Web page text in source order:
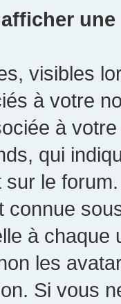
visibles
à votre
à
qui
le
connue
à chaque
les
Si vous